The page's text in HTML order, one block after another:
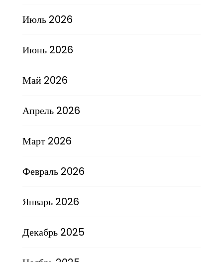
Июль 2026
Июнь 2026
Май 2026
Апрель 2026
Март 2026
Февраль 2026
Январь 2026
Декабрь 2025